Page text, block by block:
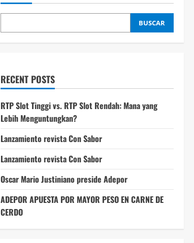
BUSCAR
RECENT POSTS
RTP Slot Tinggi vs. RTP Slot Rendah: Mana yang
Lebih Menguntungkan?
Lanzamiento revista Con Sabor
Lanzamiento revista Con Sabor
Oscar Mario Justiniano preside Adepor
ADEPOR APUESTA POR MAYOR PESO EN CARNE DE
CERDO